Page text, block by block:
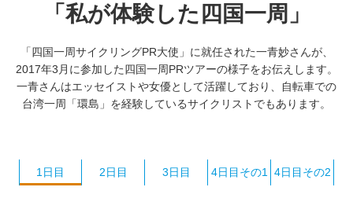
「私が体験した四国一周」
「四国一周サイクリングPR大使」に就任された一青妙さんが、
2017年3月に参加した四国一周PRツアーの様子をお伝えします。
一青さんはエッセイストや女優として活躍しており、
自転車での
台湾一周「環島」を経験しているサイクリストでもあります。
1日目 2日目 3日目 4日目その1 4日目その2